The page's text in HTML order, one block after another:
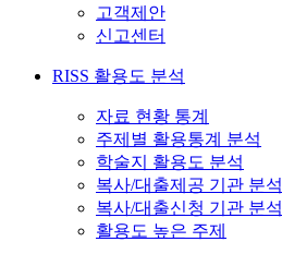
고객제안
신고센터
RISS 활용도 분석
자료 현황 통계
주제별 활용통계 분석
학술지 활용도 분석
복사/대출제공 기관 분석
복사/대출신청 기관 분석
활용도 높은 주제